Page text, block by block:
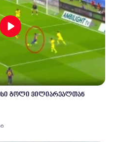
გოლი ვილიარეალთან